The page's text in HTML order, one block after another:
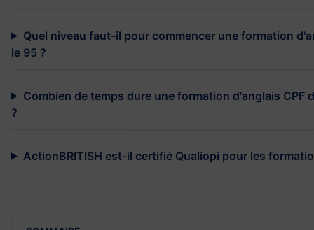
Quel niveau faut-il pour commencer une formation
le 95 ?
Combien de temps dure une formation d'anglais CPF
?
ActionBRITISH est-il certifié Qualiopi pour les